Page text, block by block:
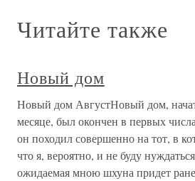
Читайте также
Новый дом
Новый дом АвгустНовый дом,
месяце, был окончен в первых
он походил совершенно на тот, в
что я, вероятно, и не буду
ожидаемая мною шхуна придет